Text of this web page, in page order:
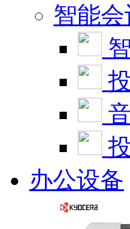
智能会
办公设备